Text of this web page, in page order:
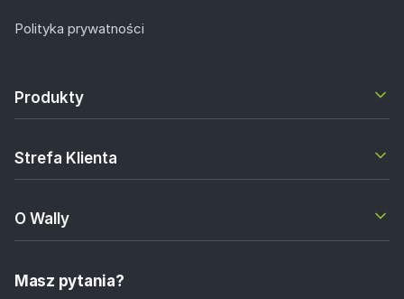
Polityka prywatności
Produkty
Strefa Klienta
O Wally
Masz pytania?